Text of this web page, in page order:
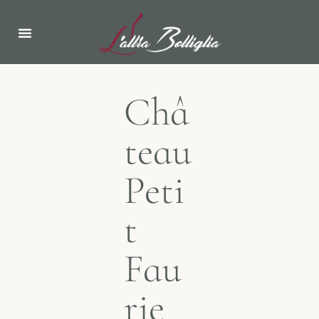
Châ
teau
Peti
t
Fau
rie